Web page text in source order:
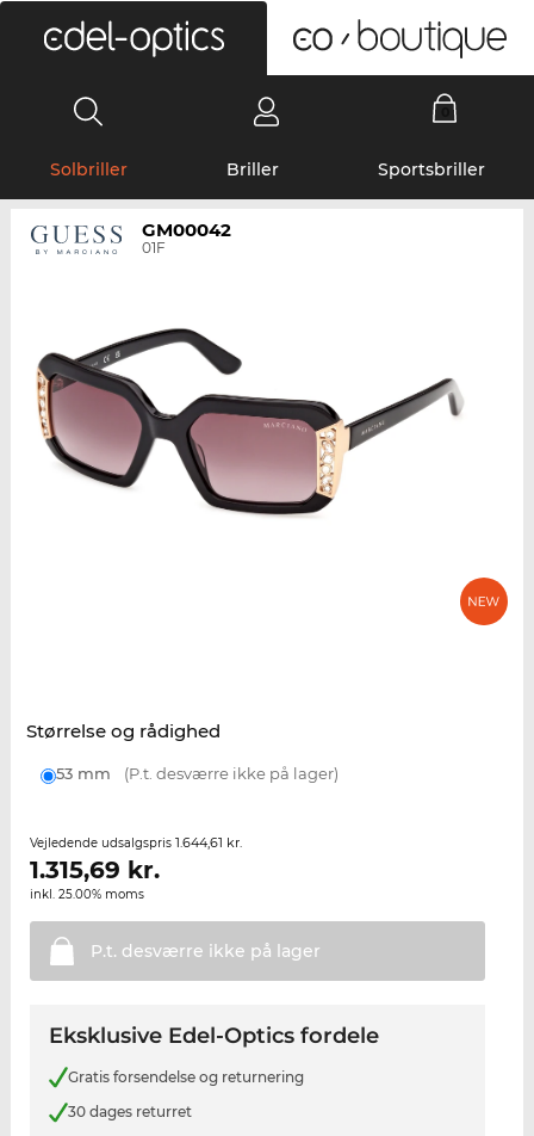
Solbriller Briller Sportsbriller
GM00042
01F
Størrelse og rådighed
53 mm (P.t. desværre ikke på lager)
Vejledende udsalgspris 1.644,61 kr.
1.315,69 kr.
inkl. 25.00% moms
P.t. desværre ikke på lager
Eksklusive Edel-Optics fordele
Gratis forsendelse og returnering
30 dages returret